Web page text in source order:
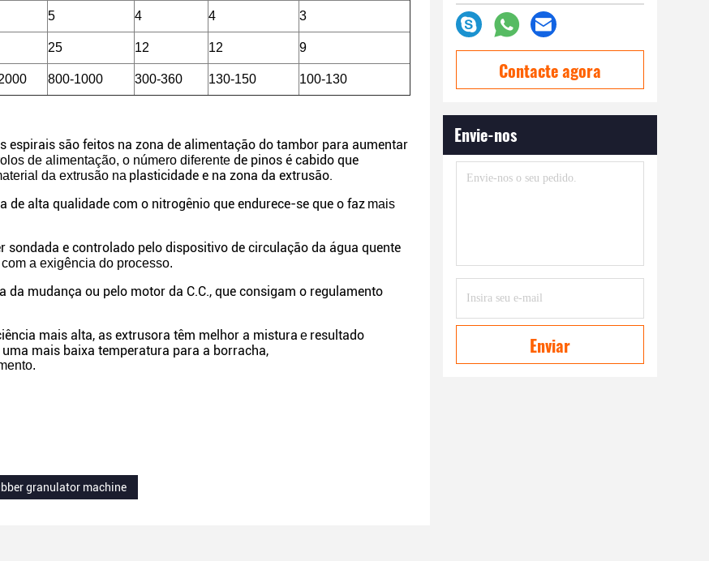
5 4 4
3
25 12 12 9
800-1000 300-360 130-150 100-130
espirais são feitos na zona de alimentação do tambor para aumentar
de alimentação, o número diferente de pinos é cabido que
da extrusão na plasticidade e na zona da extrusão.
de alta qualidade com o nitrogênio que endurece-se que o faz mais
e controlado pelo dispositivo de circulação da água quente
a exigência do processo.
mudança ou pelo motor da C.C., que consigam o regulamento
mais alta, as extrusora têm melhor a mistura e resultado
mais baixa temperatura para a borracha,
granulator machine
Contacte agora
Envie-nos
Enviar